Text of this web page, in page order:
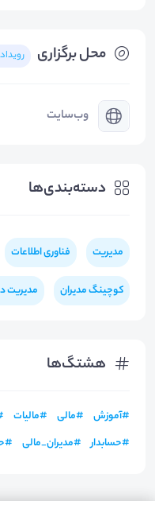
محل برگزاری
وب‌سایت
دسته‌بندی‌ها
مدیریت فناوری اطلاعات
کوچینگ مدیران مدیریت
هشتگ‌ها
#آموزش #مالی #مالیات
#حسابدار #مدیران_مالی #